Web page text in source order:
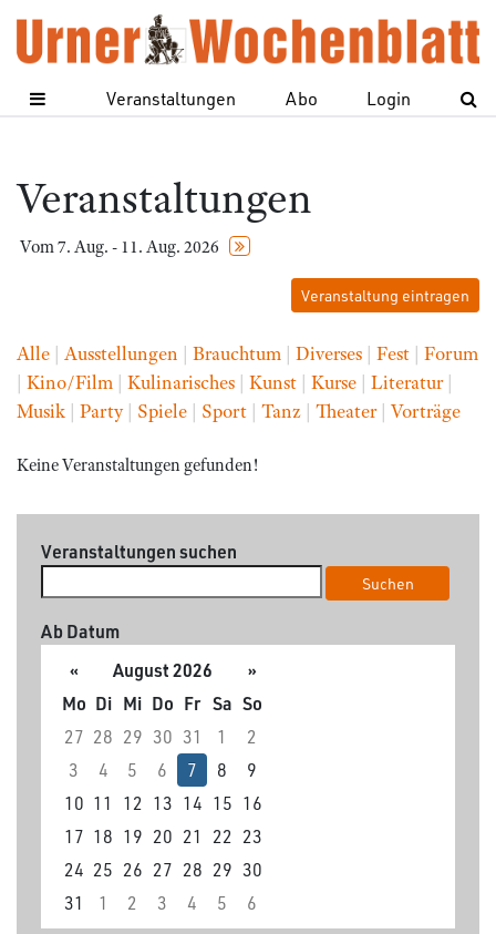
Veranstaltungen Abo Login
Veranstaltungen
Vom 7. Aug. - 11. Aug. 2026
Veranstaltung eintragen
Alle | Ausstellungen | Brauchtum | Diverses | Fest | Forum
| Kino/Film | Kulinarisches | Kunst | Kurse | Literatur|
Musik | Party| Spiele | Sport | Tanz | Theater| Vorträge
Keine Veranstaltungen gefunden!
Veranstaltungen suchen
Suchen
Ab Datum
«
August 2026
»
Mo Di Mi Do Fr Sa So
27 28 29 30 31 1
2
3
4 5 6 7 8
9
10 11 12 13 14 15 16
17 18 19 20 21 22 23
24 25 26 27 28 29 30
31
1 2 3 4 5 6